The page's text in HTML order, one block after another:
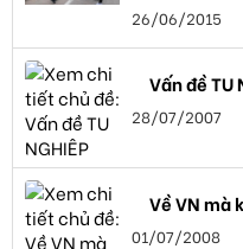
26/06/2015
Vấn đề TU
28/07/2007
Về VN mà
01/07/2008